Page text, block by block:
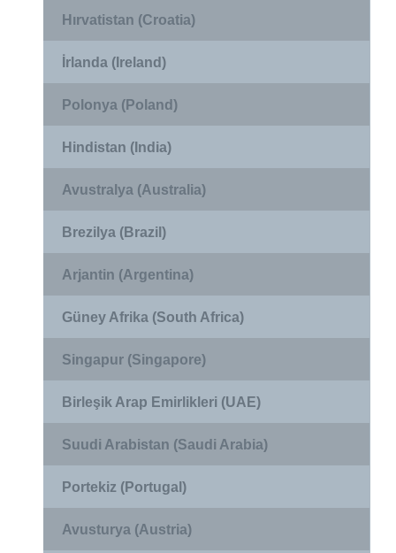
Hırvatistan (Croatia)
İrlanda (Ireland)
Polonya (Poland)
Hindistan (India)
Avustralya (Australia)
Brezilya (Brazil)
Arjantin (Argentina)
Güney Afrika (South Africa)
Singapur (Singapore)
Birleşik Arap Emirlikleri (UAE)
Suudi Arabistan (Saudi Arabia)
Portekiz (Portugal)
Avusturya (Austria)